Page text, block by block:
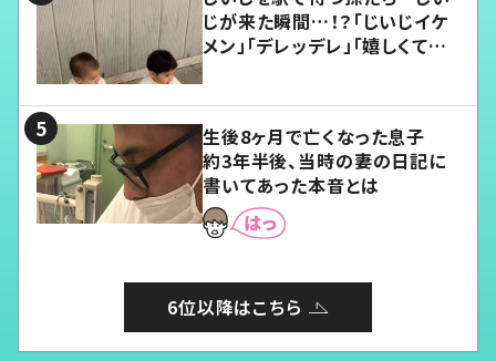
じが来た瞬間…！？「じいじイケ
メン」「デレッデレ」「嬉しくて可
生後8ヶ月で亡くなった息子
約3年半後、当時の妻の日記に
書いてあった本音とは
6位以降はこちら